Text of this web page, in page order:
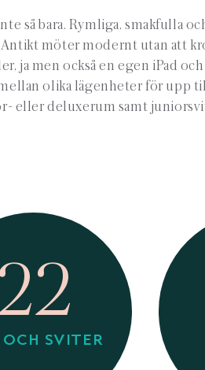
så bara. Rymliga, smakfulla
möter modernt utan att
ja men också en egen iPad och
olika lägenheter för upp
eller deluxerum samt
OCH SVITER